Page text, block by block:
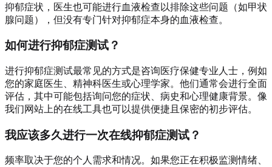
抑郁症状，医生也可能进行血液检查以排除这些问题（如甲状
腺问题），但没有专门针对抑郁症本身的血液检查。
如何进行抑郁症测试？
进行抑郁症测试最常见的方式是咨询医疗保健专业人士，例如
您的家庭医生、精神科医生或心理学家。他们通常会进行全面
评估，其中可能包括询问您的症状、病史和心理健康背景。像
我们网站上的在线工具也可以提供便捷且保密的初步评估。
我应该多久进行一次在线抑郁症测试？
频率取决于您的个人需求和情况。如果您正在积极监测情绪、